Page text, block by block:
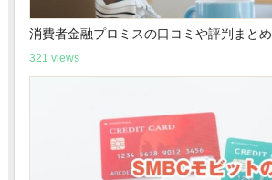
消費者金融プロミスの口コミや評判まとめ
321 views